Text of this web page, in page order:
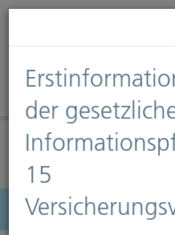
Diese Webseite
Informationen finden Sie
Diese Nachricht
Menü
der
15